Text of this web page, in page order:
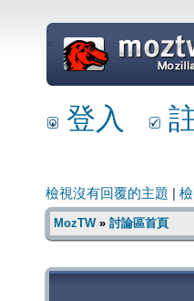
=
登入
檢視沒有回覆的主題
MozTW» 討論區首頁